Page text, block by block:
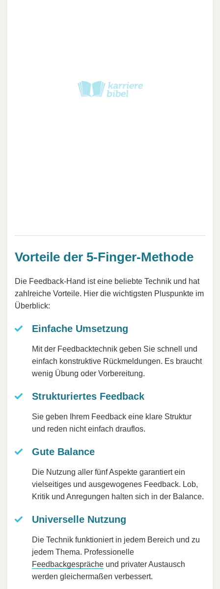
Vorteile der 5-Finger-Methode
Die Feedback-Hand ist eine beliebte Technik und hat
zahlreiche Vorteile. Hier die wichtigsten Pluspunkte im
Überblick:
Einfache Umsetzung
Mit der Feedbacktechnik geben Sie schnell und
einfach konstruktive Rückmeldungen. Es braucht
wenig Übung oder Vorbereitung.
Strukturiertes Feedback
Sie geben Ihrem Feedback eine klare Struktur
und reden nicht einfach drauflos.
Gute Balance
Die Nutzung aller fünf Aspekte garantiert ein
vielseitiges und ausgewogenes Feedback. Lob,
Kritik und Anregungen halten sich in der Balance.
Universelle Nutzung
Die Technik funktioniert in jedem Bereich und zu
jedem Thema. Professionelle
Feedbackgespräche und privater Austausch
werden gleichermaßen verbessert.